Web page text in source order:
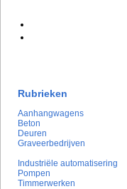
Rubrieken
Aanhangwagens
Beton
Deuren
Graveerbedrijven
Industriële automatisering
Pompen
Timmerwerken